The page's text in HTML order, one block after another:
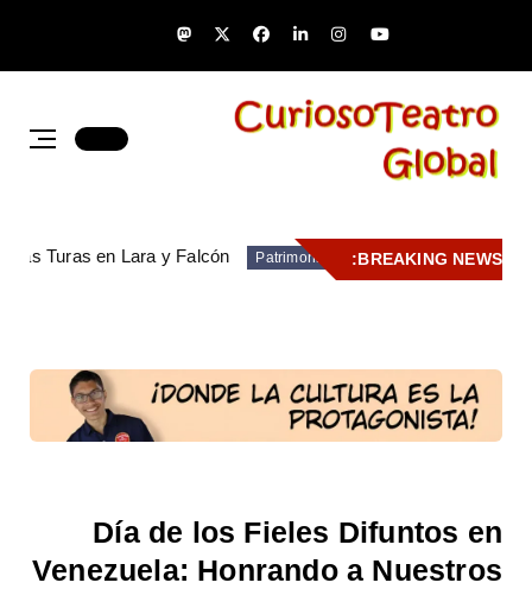
BREAKING NEWS:
Patrimonio
las Turas en Lara y Falcón
Día de los Fieles Difuntos en
Venezuela: Honrando a Nuestros